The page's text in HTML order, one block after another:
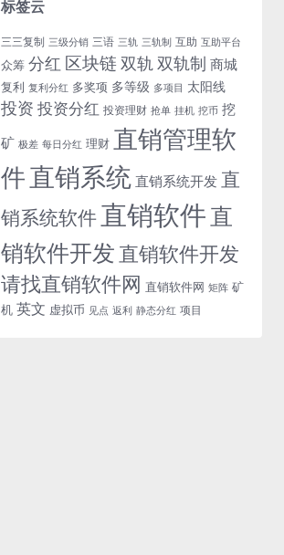
标签云
三三复制 三级分销 三语 三轨 三轨制 互助 互助平台
众筹 分红 区块链双轨双轨制 商城
复利 复利分红 多奖项 多等级 多项目 太阳线
投资 投资分红 投资理财 抢单 挂机 挖币 挖
矿 极差 每日分红 理财 直销管理软
件直销系统直销系统开发 直
销系统软件直销软件直
销软件开发 直销软件开发
请找直销软件网 直销软件网 矩阵 矿
机 英文 虚拟币 见点 返利 静态分红 项目